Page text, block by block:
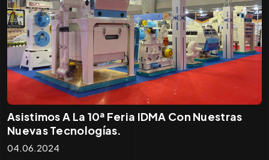
Asistimos A La 10ª Feria IDMA Con Nuestras
Nuevas Tecnologías.
04.06.2024